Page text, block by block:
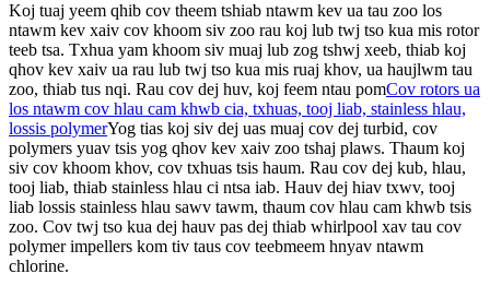
Koj tuaj yeem qhib cov theem tshiab ntawm kev ua tau zoo los
ntawm kev xaiv cov khoom siv zoo rau koj lub twj tso kua mis rotor
teeb tsa. Txhua yam khoom siv muaj lub zog tshwj xeeb, thiab koj
qhov kev xaiv ua rau lub twj tso kua mis ruaj khov, ua haujlwm tau
zoo, thiab tus nqi. Rau cov dej huv, koj feem ntau pomCov rotors ua
los ntawm cov hlau cam khwb cia, txhuas, tooj liab, stainless hlau,
lossis polymerYog tias koj siv dej uas muaj cov dej turbid, cov
polymers yuav tsis yog qhov kev xaiv zoo tshaj plaws. Thaum koj
siv cov khoom khov, cov txhuas tsis haum. Rau cov dej kub, hlau,
tooj liab, thiab stainless hlau ci ntsa iab. Hauv dej hiav txwv, tooj
liab lossis stainless hlau sawv tawm, thaum cov hlau cam khwb tsis
zoo. Cov twj tso kua dej hauv pas dej thiab whirlpool xav tau cov
polymer impellers kom tiv taus cov teebmeem hnyav ntawm
chlorine.